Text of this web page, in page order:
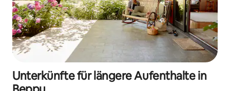
Unterkünfte für längere Aufenthalte in